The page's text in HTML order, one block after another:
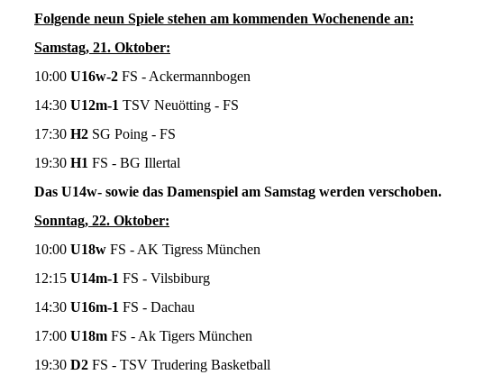
Folgende neun Spiele stehen am kommenden Wochenende an:
Samstag, 21. Oktober:
10:00 U16w-2 FS - Ackermannbogen
14:30 U12m-1 TSV Neuötting - FS
17:30 H2 SG Poing - FS
19:30 H1 FS - BG Illertal
Das U14w- sowie das Damenspiel am Samstag werden verschoben.
Sonntag, 22. Oktober:
10:00 U18w FS - AK Tigress München
12:15 U14m-1 FS - Vilsbiburg
14:30 U16m-1 FS - Dachau
17:00 U18m FS - Ak Tigers München
19:30 D2 FS - TSV Trudering Basketball